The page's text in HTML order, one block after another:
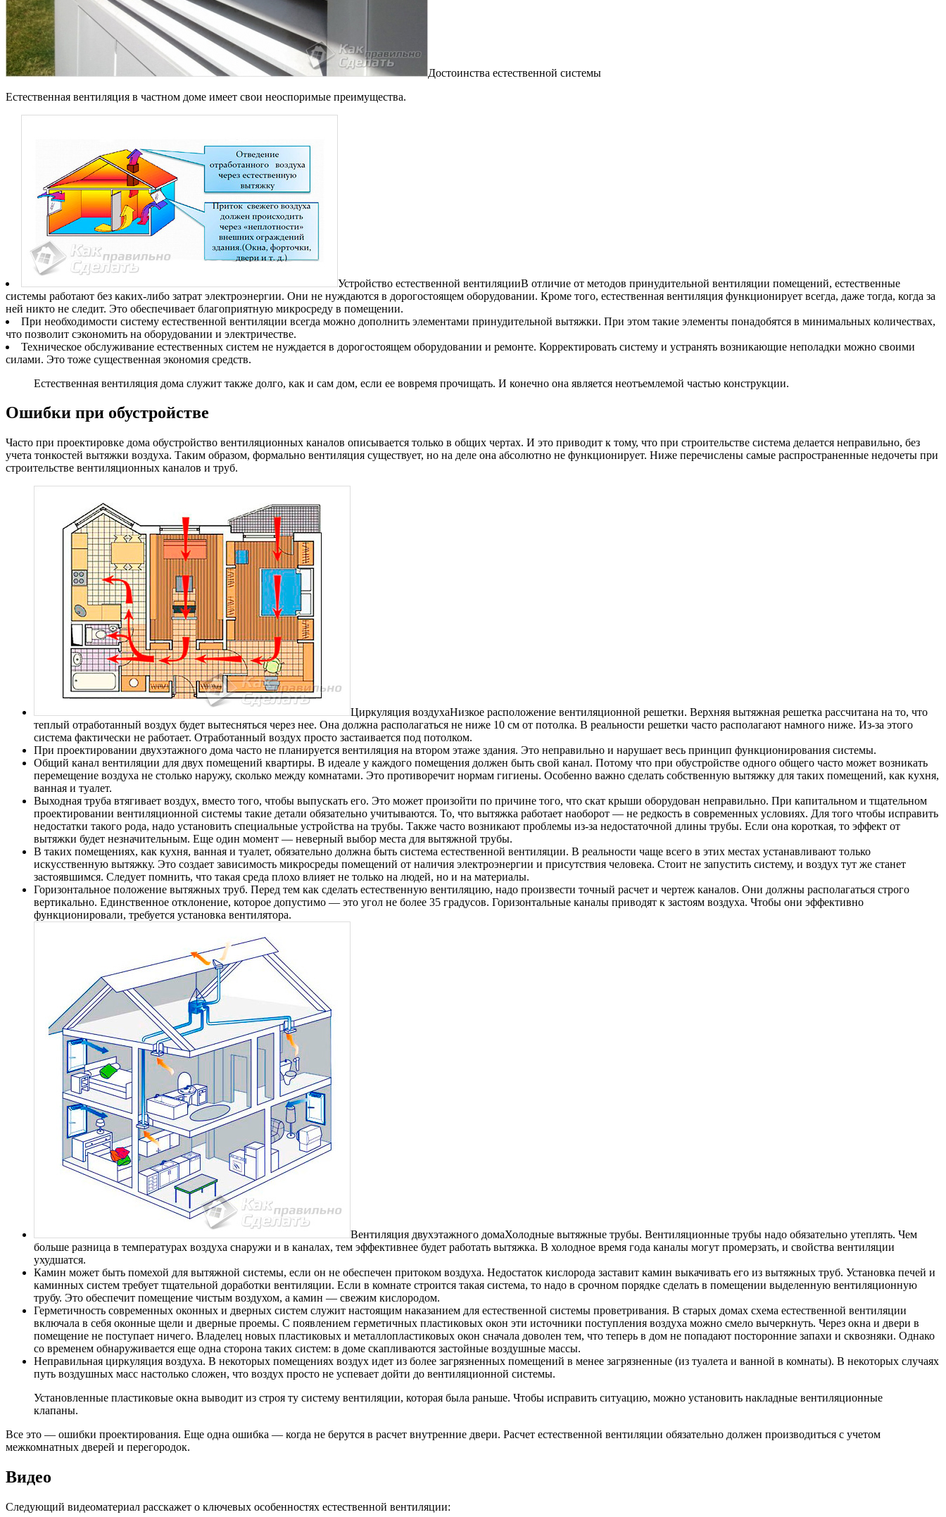
Достоинства естественной системы
Естественная вентиляция в частном доме имеет свои неоспоримые преимущества.
Устройство естественной вентиляцииВ отличие от методов принудительной вентиляции помещений, естественные
системы работают без каких-либо затрат электроэнергии. Они не нуждаются в дорогостоящем оборудовании. Кроме того, естественная вентиляция функционирует всегда, даже тогда, когда за
ней никто не следит. Это обеспечивает благоприятную микросреду в помещении.
При необходимости систему естественной вентиляции всегда можно дополнить элементами принудительной вытяжки. При этом такие элементы понадобятся в минимальных количествах,
что позволит сэкономить на оборудовании и электричестве.
Техническое обслуживание естественных систем не нуждается в дорогостоящем оборудовании и ремонте. Корректировать систему и устранять возникающие неполадки можно своими
силами. Это тоже существенная экономия средств.
Естественная вентиляция дома служит также долго, как и сам дом, если ее вовремя прочищать. И конечно она является неотъемлемой частью конструкции.
Ошибки при обустройстве
Часто при проектировке дома обустройство вентиляционных каналов описывается только в общих чертах. И это приводит к тому, что при строительстве система делается неправильно, без
учета тонкостей вытяжки воздуха. Таким образом, формально вентиляция существует, но на деле она абсолютно не функционирует. Ниже перечислены самые распространенные недочеты при
строительстве вентиляционных каналов и труб.
Циркуляция воздухаНизкое расположение вентиляционной решетки. Верхняя вытяжная решетка рассчитана на то, что
теплый отработанный воздух будет вытесняться через нее. Она должна располагаться не ниже 10 см от потолка. В реальности решетки часто располагают намного ниже. Из-за этого
система фактически не работает. Отработанный воздух просто застаивается под потолком.
При проектировании двухэтажного дома часто не планируется вентиляция на втором этаже здания. Это неправильно и нарушает весь принцип функционирования системы.
Общий канал вентиляции для двух помещений квартиры. В идеале у каждого помещения должен быть свой канал. Потому что при обустройстве одного общего часто может возникать
перемещение воздуха не столько наружу, сколько между комнатами. Это противоречит нормам гигиены. Особенно важно сделать собственную вытяжку для таких помещений, как кухня,
ванная и туалет.
Выходная труба втягивает воздух, вместо того, чтобы выпускать его. Это может произойти по причине того, что скат крыши оборудован неправильно. При капитальном и тщательном
проектировании вентиляционной системы такие детали обязательно учитываются. То, что вытяжка работает наоборот — не редкость в современных условиях. Для того чтобы исправить
недостатки такого рода, надо установить специальные устройства на трубы. Также часто возникают проблемы из-за недостаточной длины трубы. Если она короткая, то эффект от
вытяжки будет незначительным. Еще один момент — неверный выбор места для вытяжной трубы.
В таких помещениях, как кухня, ванная и туалет, обязательно должна быть система естественной вентиляции. В реальности чаще всего в этих местах устанавливают только
искусственную вытяжку. Это создает зависимость микросреды помещений от наличия электроэнергии и присутствия человека. Стоит не запустить систему, и воздух тут же станет
застоявшимся. Следует помнить, что такая среда плохо влияет не только на людей, но и на материалы.
Горизонтальное положение вытяжных труб. Перед тем как сделать естественную вентиляцию, надо произвести точный расчет и чертеж каналов. Они должны располагаться строго
вертикально. Единственное отклонение, которое допустимо — это угол не более 35 градусов. Горизонтальные каналы приводят к застоям воздуха. Чтобы они эффективно
функционировали, требуется установка вентилятора.
Вентиляция двухэтажного домаХолодные вытяжные трубы. Вентиляционные трубы надо обязательно утеплять. Чем
больше разница в температурах воздуха снаружи и в каналах, тем эффективнее будет работать вытяжка. В холодное время года каналы могут промерзать, и свойства вентиляции
ухудшатся.
Камин может быть помехой для вытяжной системы, если он не обеспечен притоком воздуха. Недостаток кислорода заставит камин выкачивать его из вытяжных труб. Установка печей и
каминных систем требует тщательной доработки вентиляции. Если в комнате строится такая система, то надо в срочном порядке сделать в помещении выделенную вентиляционную
трубу. Это обеспечит помещение чистым воздухом, а камин — свежим кислородом.
Герметичность современных оконных и дверных систем служит настоящим наказанием для естественной системы проветривания. В старых домах схема естественной вентиляции
включала в себя оконные щели и дверные проемы. С появлением герметичных пластиковых окон эти источники поступления воздуха можно смело вычеркнуть. Через окна и двери в
помещение не поступает ничего. Владелец новых пластиковых и металлопластиковых окон сначала доволен тем, что теперь в дом не попадают посторонние запахи и сквозняки. Однако
со временем обнаруживается еще одна сторона таких систем: в доме скапливаются застойные воздушные массы.
Неправильная циркуляция воздуха. В некоторых помещениях воздух идет из более загрязненных помещений в менее загрязненные (из туалета и ванной в комнаты). В некоторых случаях
путь воздушных масс настолько сложен, что воздух просто не успевает дойти до вентиляционной системы.
Установленные пластиковые окна выводит из строя ту систему вентиляции, которая была раньше. Чтобы исправить ситуацию, можно установить накладные вентиляционные
клапаны.
Все это — ошибки проектирования. Еще одна ошибка — когда не берутся в расчет внутренние двери. Расчет естественной вентиляции обязательно должен производиться с учетом
межкомнатных дверей и перегородок.
Видео
Следующий видеоматериал расскажет о ключевых особенностях естественной вентиляции: